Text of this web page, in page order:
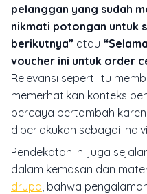
pelanggan yang sudah
nikmati potongan untuk
berikutnya” atau
voucher ini untuk order
Relevansi seperti itu
memerhatikan konteks
percaya bertambah
diperlakukan sebagai
Pendekatan ini juga
dalam kemasan dan
drupa , bahwa